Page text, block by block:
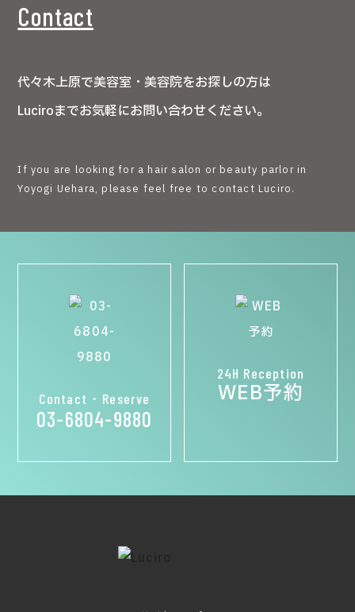
Contact
代々木上原で美容室・美容院をお探しの方は
Luciroまでお気軽にお問い合わせください。
If you are looking for a hair salon or beauty parlor in
Yoyogi Uehara, please feel free to contact Luciro.
Contact・Reserve
03-6804-9880
24H Reception
WEB予約